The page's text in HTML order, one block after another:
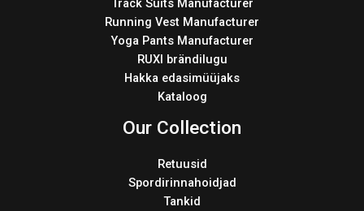
Track Suits Manufacturer
Running Vest Manufacturer
Yoga Pants Manufacturer
RUXI brändilugu
Hakka edasimüüjaks
Kataloog
Our Collection
Retuusid
Spordirinnahoidjad
Tankid